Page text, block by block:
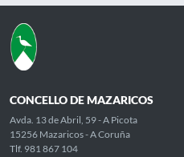
CONCELLO DE MAZARICOS
Avda. 13 de Abril, 59 - A Picota
15256 Mazaricos - A Coruña
Tlf. 981 867 104